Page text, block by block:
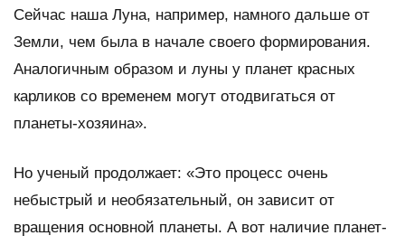
Сейчас наша Луна, например, намного дальше от
Земли, чем была в начале своего формирования.
Аналогичным образом и луны у планет красных
карликов со временем могут отодвигаться от
планеты-хозяина».
Но ученый продолжает: «Это процесс очень
небыстрый и необязательный, он зависит от
вращения основной планеты. А вот наличие планет-